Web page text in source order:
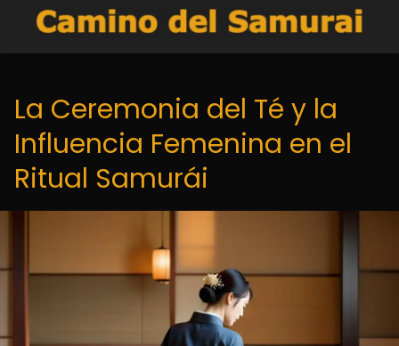
La Ceremonia del Té y la
Influencia Femenina en el
Ritual Samurái